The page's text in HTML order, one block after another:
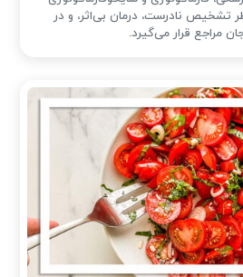
تشخیص نادرست، درمان بی‌اثر، و در
مراجع قرار می‌گیرد.